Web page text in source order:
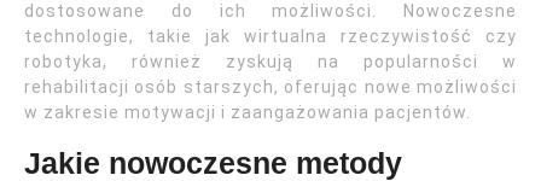
dostosowane do ich możliwości. Nowoczesne
technologie, takie jak wirtualna rzeczywistość czy
robotyka, również zyskują na popularności w
rehabilitacji osób starszych, oferując nowe możliwości
w zakresie motywacji i zaangażowania pacjentów.
Jakie nowoczesne metody